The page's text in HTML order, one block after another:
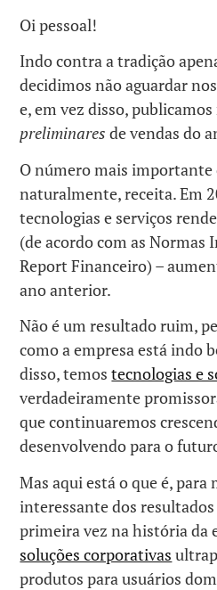
Oi pessoal!
Indo contra a tradição
decidimos não aguardar
e, em vez disso,
preliminares de vendas do
O número mais importante
naturalmente, receita. Em
tecnologias e serviços
(de acordo com as Normas
Report Financeiro) –
ano anterior.
Não é um resultado ruim,
como a empresa está indo
disso, temostecnologias e
verdadeiramente
que continuaremos
desenvolvendo para o
Mas aqui está o que é, para
interessante dos
primeira vez na história da
soluções corporativas
produtos para usuários